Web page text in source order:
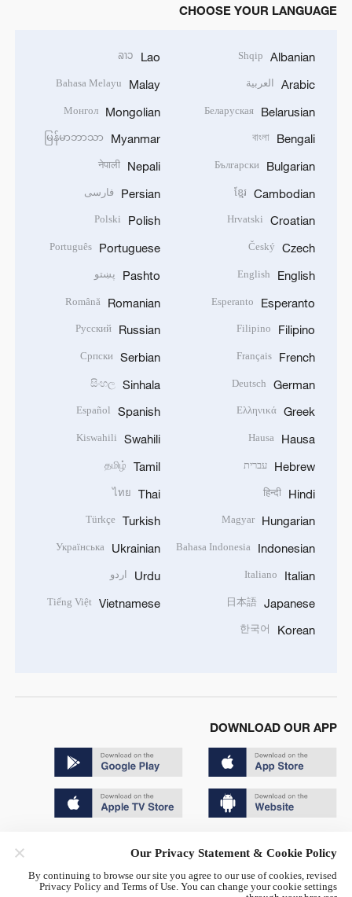
CHOOSE YOUR LANGUAGE
Albanian
Shqip
Arabic العربية
Belarusian
Беларуская
Bengali
বাংলা
Bulgarian
Български
Cambodian
ខ្មែរ
Croatian
Hrvatski
Czech
Český
English
English
Esperanto
Esperanto
Filipino
Filipino
French
Français
German
Deutsch
Greek
Ελληνικά
Hausa
Hausa
Hebrew עברית
Hindi
हिन्दी
Hungarian
Magyar
Indonesian
Bahasa Indonesia
Italian
Italiano
Japanese
日本語
Korean
한국어
Lao
ລາວ
Malay
Bahasa Melayu
Mongolian
Монгол
Myanmar
မြန်မာဘာသာ
Nepali
नेपाली
Persian فارسی
Polish
Polski
Portuguese
Português
Pashto پښتو
Romanian
Română
Russian
Русский
Serbian
Српски
Sinhala
සිංහල
Spanish
Español
Swahili
Kiswahili
Tamil
தமிழ்
Thai
ไทย
Turkish
Türkçe
Ukrainian
Українська
Urdu اردو
Vietnamese
Tiếng Việt
DOWNLOAD OUR APP
Our Privacy Statement & Cookie Policy
By continuing to browse our site you agree to our use of cookies, revised
Privacy Policy and Terms of Use. You can change your cookie settings